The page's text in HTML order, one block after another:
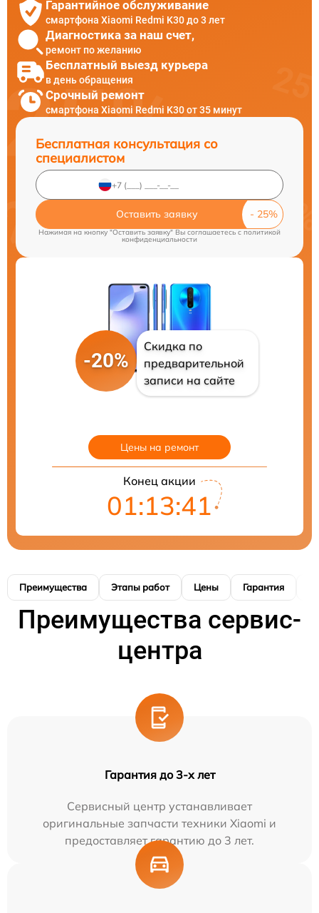
Гарантийное обслуживание
смартфона Xiaomi Redmi K30 до 3 лет
Диагностика за наш счет,
ремонт по желанию
Бесплатный выезд курьера
в день обращения
Срочный ремонт
смартфона Xiaomi Redmi K30 от 35 минут
Бесплатная консультация со
специалистом
Оставить заявку
Нажимая на кнопку "Оставить заявку" Вы соглашаетесь cполитикой
конфиденциальности
-20%
Скидка по
предварительной
записи на сайте
Цены на ремонт
Конец акции
01:13:40
Преимущества Этапы работ Цены Гарантия
Преимущества сервис-
центра
Гарантия до 3-х лет
Сервисный центр устанавливает
оригинальные запчасти техники Xiaomi и
предоставляет гарантию до 3 лет.